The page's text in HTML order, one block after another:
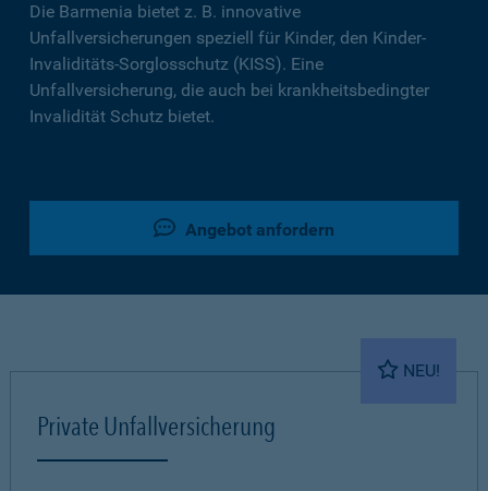
Die Barmenia bietet z. B. innovative
Unfallversicherungen speziell für Kinder, den Kinder-
Invaliditäts-Sorglosschutz (KISS). Eine
Unfallversicherung, die auch bei krankheitsbedingter
Invalidität Schutz bietet.
Angebot anfordern
NEU!
Private Unfallversicherung